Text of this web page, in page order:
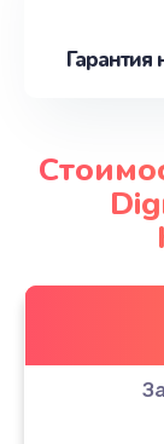
Гарантия